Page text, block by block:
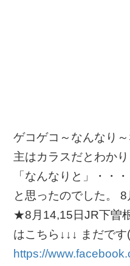
ゲコゲコ～なんなり
主はカラスだとわか
「なんなりと」・・
と思ったのでした。
★8月14,15日JR下曽
はこちら↓↓↓ まだで
https://